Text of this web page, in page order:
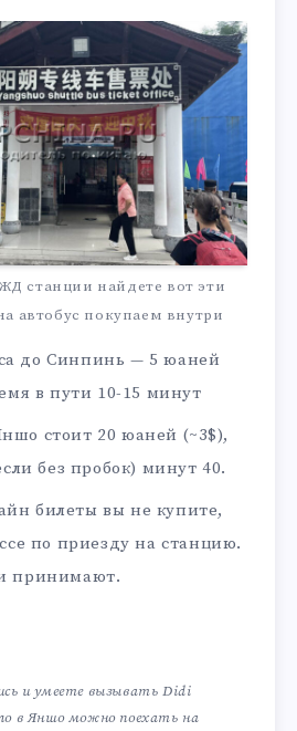
станции найдете вот эти
автобус покупаем внутри
до Синпинь — 5 юаней
в пути 10-15 минут
стоит 20 юаней (~3$),
без пробок) минут 40.
билеты вы не купите,
по приезду на станцию.
принимают.
и умеете вызывать Didi
в Яншо можно поехать на